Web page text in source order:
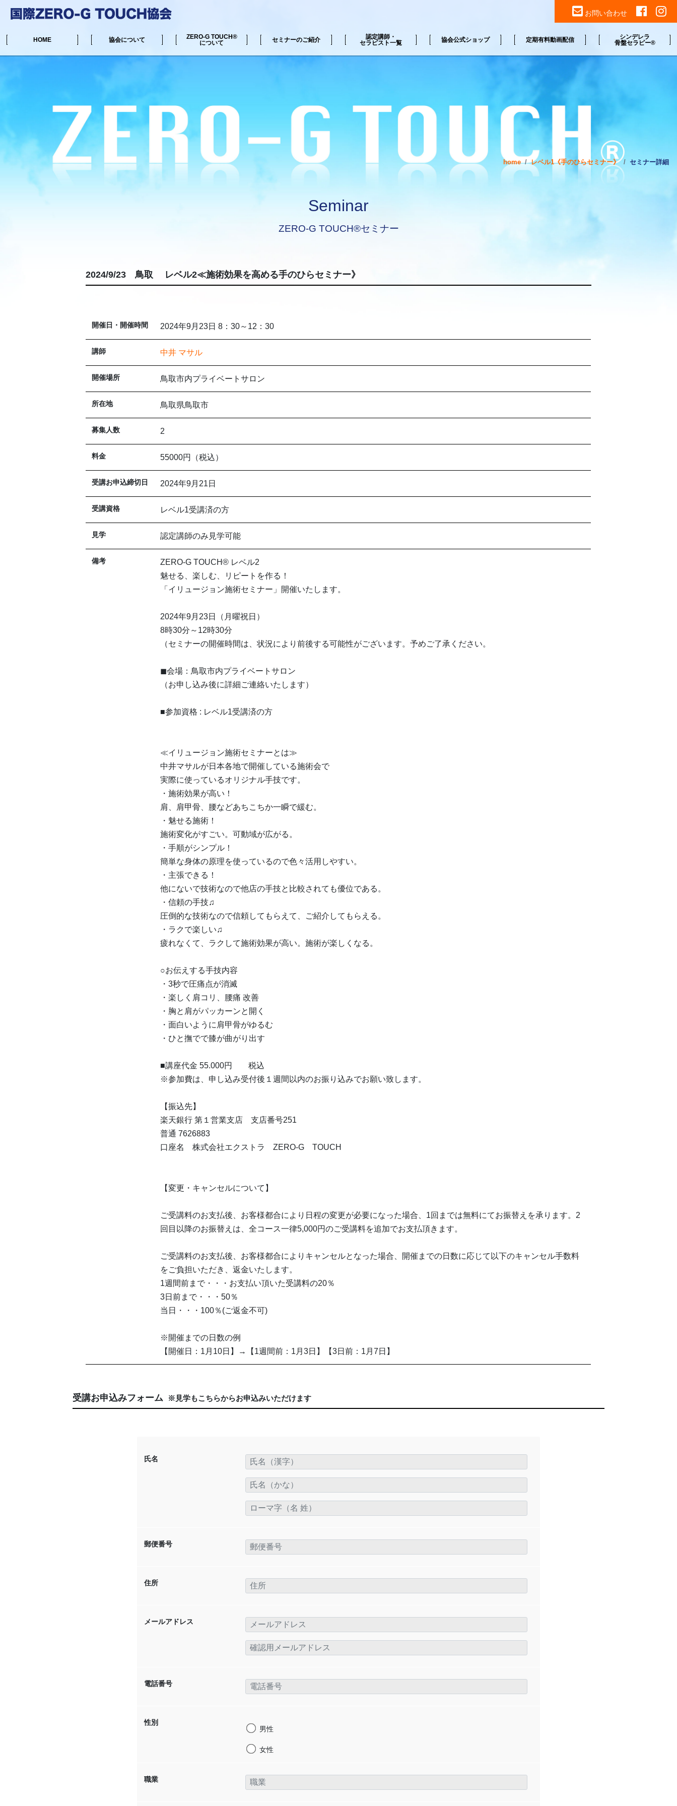
お問い合わせ
HOME 協会について
ZERO-G TOUCH®
について
セミナーのご紹介
認定講師・
セラピスト一覧
協会公式ショップ 定期有料動画配信
シンデレラ
骨盤セラピー®
home レベル1《手のひらセミナー》 セミナー詳細
Seminar
ZERO-G TOUCH®セミナー
2024/9/23 鳥取 レベル2≪施術効果を高める手のひらセミナー》
開催日・開催時間 2024年9月23日 8：30～12：30
講師 中井 マサル
開催場所 鳥取市内プライベートサロン
所在地 鳥取県鳥取市
募集人数 2
料金 55000円（税込）
受講お申込締切日 2024年9月21日
受講資格 レベル1受講済の方
見学 認定講師のみ見学可能
備考
ZERO-G TOUCH®︎ レベル2
魅せる、楽しむ、リピートを作る！
「イリュージョン施術セミナー」開催いたします。
2024年9月23日（月曜祝日）
8時30分～12時30分
（セミナーの開催時間は、状況により前後する可能性がございます。予めご了承ください。
◼会場：鳥取市内プライベートサロン
（お申し込み後に詳細ご連絡いたします）
■参加資格 : レベル1受講済の方
≪イリュージョン施術セミナーとは≫
中井マサルが日本各地で開催している施術会で
実際に使っているオリジナル手技です。
・施術効果が高い！
肩、肩甲骨、腰などあちこちか一瞬で緩む。
・魅せる施術！
施術変化がすごい。可動域が広がる。
・手順がシンプル！
簡単な身体の原理を使っているので色々活用しやすい。
・主張できる！
他にないで技術なので他店の手技と比較されても優位である。
・信頼の手技♫
圧倒的な技術なので信頼してもらえて、ご紹介してもらえる。
・ラクで楽しい♫
疲れなくて、ラクして施術効果が高い。施術が楽しくなる。
○お伝えする手技内容
・3秒で圧痛点が消滅
・楽しく肩コリ、腰痛 改善
・胸と肩がパッカーンと開く
・面白いように肩甲骨がゆるむ
・ひと撫でで膝が曲がり出す
■講座代金 55.000円 税込
※参加費は、申し込み受付後１週間以内のお振り込みでお願い致します。
【振込先】
楽天銀行 第１営業支店 支店番号251
普通 7626883
口座名 株式会社エクストラ ZERO-G TOUCH
【変更・キャンセルについて】
ご受講料のお支払後、お客様都合により日程の変更が必要になった場合、1回までは無料にてお振替えを承ります。2
回目以降のお振替えは、全コース一律5,000円のご受講料を追加でお支払頂きます。
ご受講料のお支払後、お客様都合によりキャンセルとなった場合、開催までの日数に応じて以下のキャンセル手数料
をご負担いただき、返金いたします。
1週間前まで・・・お支払い頂いた受講料の20％
3日前まで・・・50％
当日・・・100％(ご返金不可)
※開催までの日数の例
【開催日：1月10日】→【1週間前：1月3日】【3日前：1月7日】
受講お申込みフォーム ※見学もこちらからお申込みいただけます
氏名
郵便番号
住所
メールアドレス
電話番号
性別
男性
女性
職業